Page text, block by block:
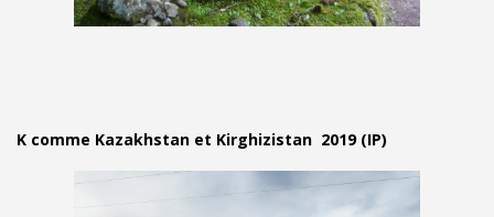
K comme Kazakhstan et Kirghizistan 2019 (IP)